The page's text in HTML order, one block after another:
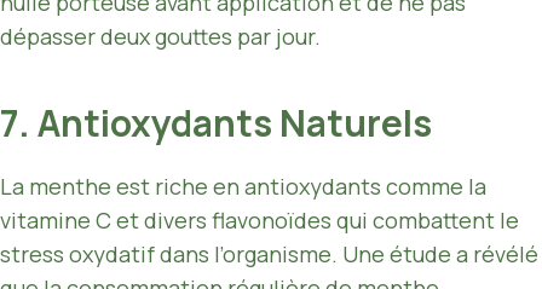
dépasser deux gouttes par jour.
7. Antioxydants Naturels
La menthe est riche en antioxydants comme la
vitamine C et divers flavonoïdes qui combattent le
stress oxydatif dans l’organisme. Une étude a révélé